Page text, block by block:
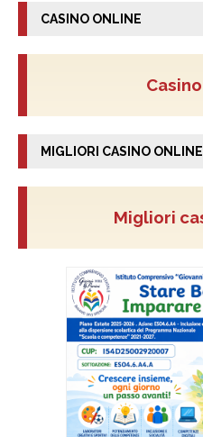
CASINO ONLINE
MIGLIORI CASINO ONLINE
Migliori